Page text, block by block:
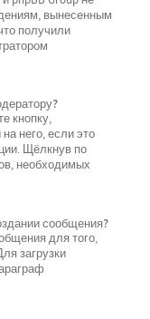
вынесенным
получили
кнопку,
него, если это
Щёлкнув по
необходимых
сообщения?
для того,
загрузки